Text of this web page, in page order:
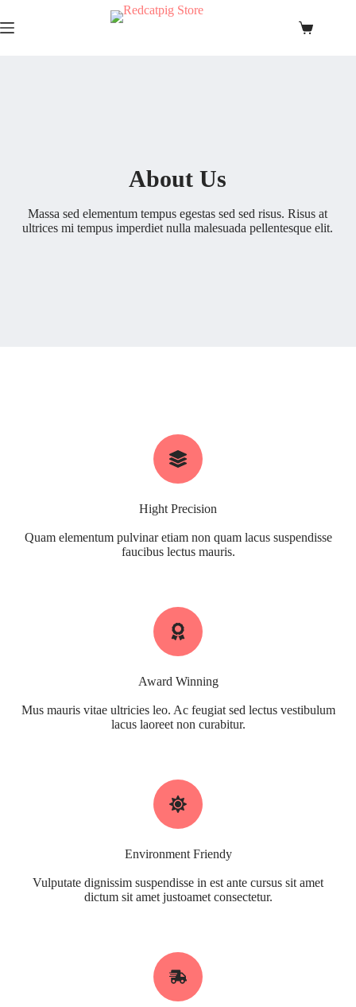
to
content
Shopping
About Us
Massa sed elementum tempus egestas sed sed risus. Risus at
ultrices mi tempus imperdiet nulla malesuada pellentesque elit.
Hight Precision
Quam elementum pulvinar etiam non quam lacus suspendisse
faucibus lectus mauris.
Award Winning
Mus mauris vitae ultricies leo. Ac feugiat sed lectus vestibulum
lacus laoreet non curabitur.
Environment Friendy
Vulputate dignissim suspendisse in est ante cursus sit amet
dictum sit amet justoamet consectetur.